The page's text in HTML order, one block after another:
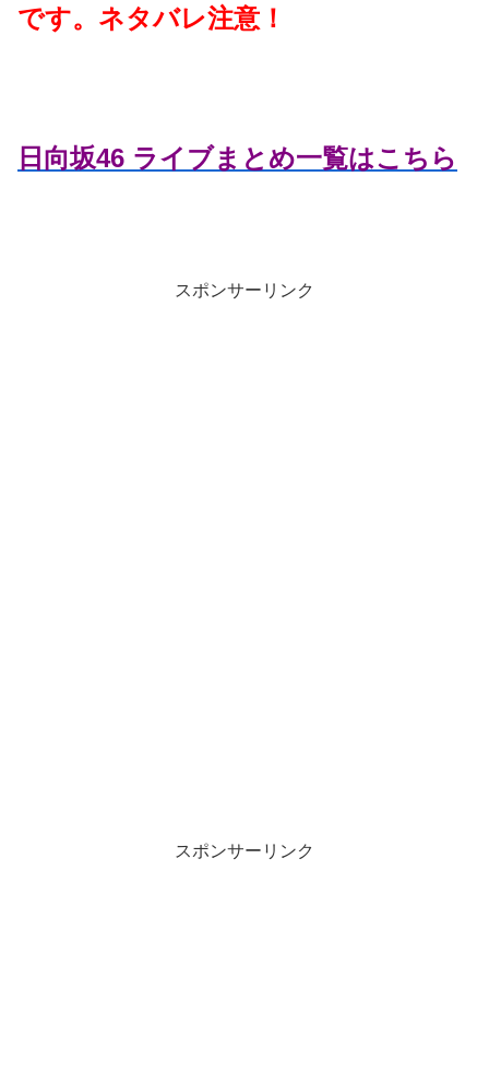
です。ネタバレ注意！
日向坂46 ライブまとめ一覧はこちら
スポンサーリンク
スポンサーリンク